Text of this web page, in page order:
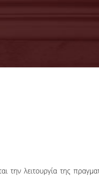
την λειτουργία της